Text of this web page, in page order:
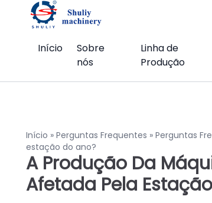
Início
Sobre
nós
Linha de
Produção
Início » Perguntas Frequentes » Perguntas
estação do ano?
A Produção Da
Afetada Pela